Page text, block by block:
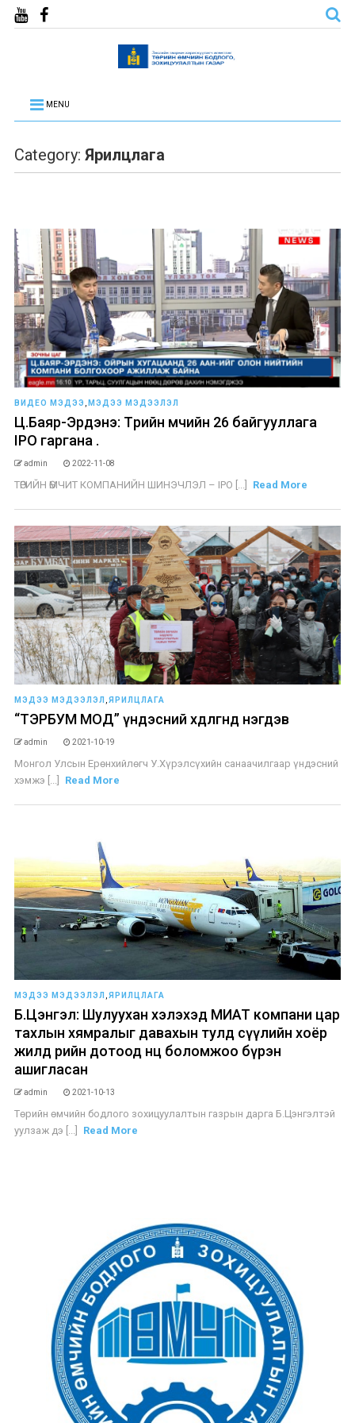
MENU
Category: Ярилцлага
ВИДЕО МЭДЭЭ МЭДЭЭ МЭДЭЭЛЭЛ
Ц.Баяр-Эрдэнэ: Төрийн өмчийн 26 байгууллага
IPO гаргана .
admin 2022-11-08
ТӨРИЙН ӨМЧИТ КОМПАНИЙН ШИНЭЧЛЭЛ – IPO [...] Read More
МЭДЭЭ МЭДЭЭЛЭЛ ЯРИЛЦЛАГА
“ТЭРБУМ МОД” үндэсний хөдөлгөөнд нэгдэв
admin 2021-10-19
Монгол Улсын Ерөнхийлөгч У.Хүрэлсүхийн санаачилгаар үндэсний
хэмжэ [...]
Read More
МЭДЭЭ МЭДЭЭЛЭЛ ЯРИЛЦЛАГА
Б.Цэнгэл: Шулуухан хэлэхэд МИАТ компани цар
тахлын хямралыг давахын тулд сүүлийн хоёр
жилд өөрийн дотоод нөөц боломжоо бүрэн
ашигласан
admin 2021-10-13
Төрийн өмчийн бодлого зохицуулалтын газрын дарга Б.Цэнгэлтэй
уулзаж дэ [...]
Read More